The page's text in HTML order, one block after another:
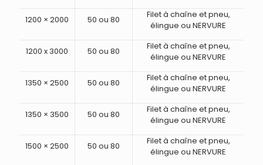
1200 × 2000 50 ou 80
Filet à chaîne et pneu,
élingue ou NERVURE
1200 x 3000 50 ou 80
Filet à chaîne et pneu,
élingue ou NERVURE
1350 × 2500 50 ou 80
Filet à chaîne et pneu,
élingue ou NERVURE
1350 × 3500 50 ou 80
Filet à chaîne et pneu,
élingue ou NERVURE
1500 × 2500 50 ou 80
Filet à chaîne et pneu,
élingue ou NERVURE